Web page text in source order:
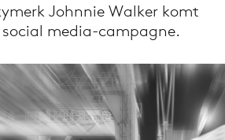
Download de app
nieuws via de Adformatie
Johnnie Walker komt
media-campagne.